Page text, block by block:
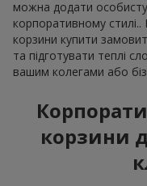
можна додати
корпоративному
корзини купити
та підготувати теплі
вашим колегами або
корзини